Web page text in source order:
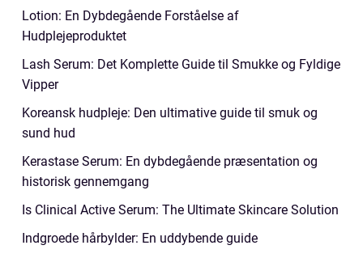
Lotion: En Dybdegående Forståelse af
Hudplejeproduktet
Lash Serum: Det Komplette Guide til Smukke og Fyldige
Vipper
Koreansk hudpleje: Den ultimative guide til smuk og
sund hud
Kerastase Serum: En dybdegående præsentation og
historisk gennemgang
Is Clinical Active Serum: The Ultimate Skincare Solution
Indgroede hårbylder: En uddybende guide